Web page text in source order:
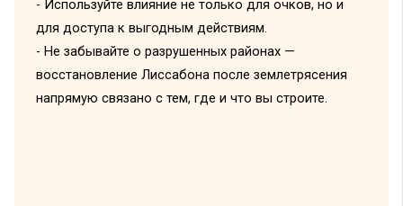
- Используйте влияние не только для очков, но и
для доступа к выгодным действиям.
- Не забывайте о разрушенных районах —
восстановление Лиссабона после землетрясения
напрямую связано с тем, где и что вы строите.